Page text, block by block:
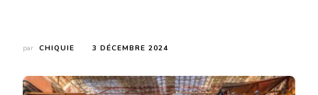
par CHIQUIE 3 DÉCEMBRE 2024